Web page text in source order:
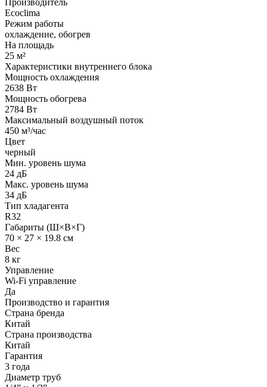
Ecoclima
Режим работы
охлаждение, обогрев
На площадь
25 м²
Характеристики внутреннего блока
Мощность охлаждения
2638 Вт
Мощность обогрева
2784 Вт
Максимальный воздушный поток
450 м³/час
Цвет
черный
Мин. уровень шума
24 дБ
Макс. уровень шума
34 дБ
Тип хладагента
R32
Габариты (Ш×В×Г)
70 × 27 × 19.8 см
Вес
8 кг
Управление
Wi-Fi управление
Да
Производство и гарантия
Страна бренда
Китай
Страна производства
Китай
Гарантия
3 года
Диаметр труб